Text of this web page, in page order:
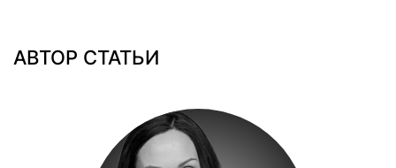
АВТОР СТАТЬИ